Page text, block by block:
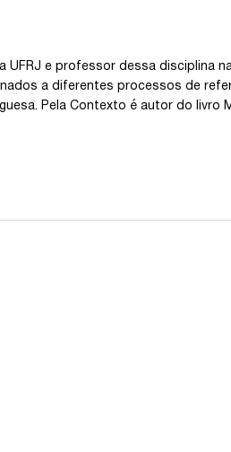
e professor dessa disciplina
a diferentes processos de
Pela Contexto é autor do livro